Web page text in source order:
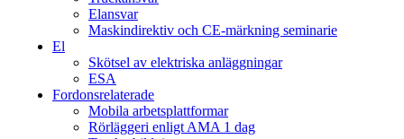
Elansvar
Maskindirektiv och CE-märkning seminarie
El
Skötsel av elektriska anläggningar
ESA
Fordonsrelaterade
Mobila arbetsplattformar
Rörläggeri enligt AMA 1 dag